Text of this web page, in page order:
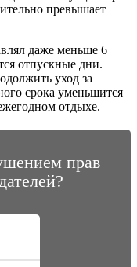
превышает
даже меньше 6
отпускные дни.
уход за
срока уменьшится
отдыхе.
прав